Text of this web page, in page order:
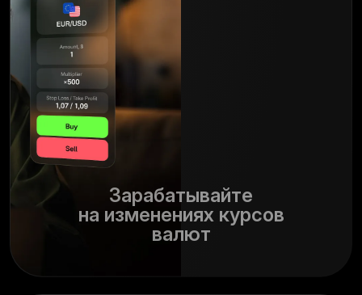
Зарабатывайте
на изменениях курсов
валют